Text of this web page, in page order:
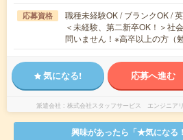
応募資格
職種未経験OK / ブランクOK /
＜未経験、第二新卒OK！＞社
問いません！※高卒以上の方
気になる! 応募へ進む
派遣会社 株式会社スタッフサービス エンジニア
興味があったら「★気になる